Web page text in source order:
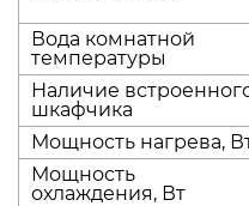
Вода комнатной
температуры
Наличие
шкафчика
Мощность нагрева,
Мощность
охлаждения, Вт